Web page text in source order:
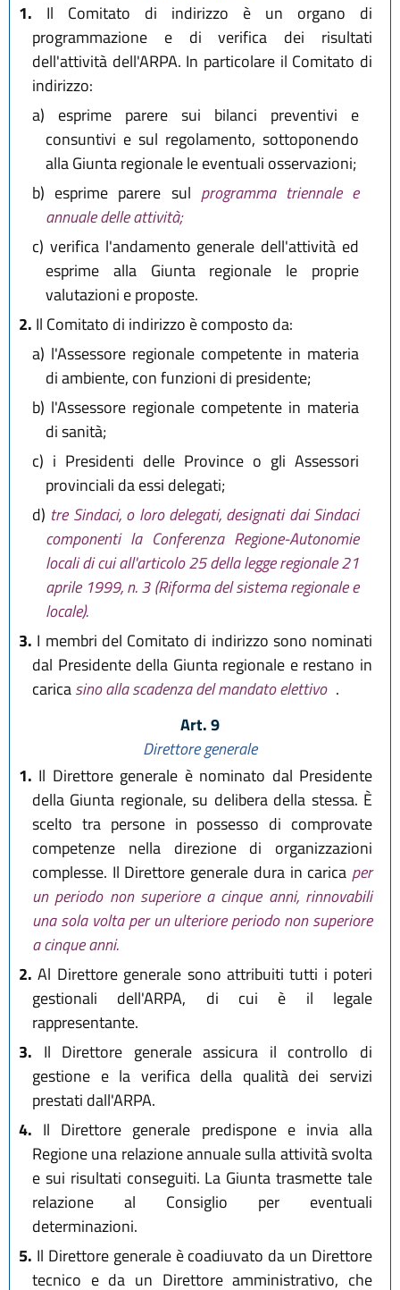
1. Il Comitato di indirizzo è un organo di
programmazione e di verifica dei risultati
dell'attività dell'ARPA. In particolare il Comitato di
indirizzo:
a) esprime parere sui bilanci preventivi e
consuntivi e sul regolamento, sottoponendo
alla Giunta regionale le eventuali osservazioni;
b) esprime parere sul programma triennale e
annuale delle attività;
c) verifica l'andamento generale dell'attività ed
esprime alla Giunta regionale le proprie
valutazioni e proposte.
2. Il Comitato di indirizzo è composto da:
a) l'Assessore regionale competente in materia
di ambiente, con funzioni di presidente;
b) l'Assessore regionale competente in materia
di sanità;
c) i Presidenti delle Province o gli Assessori
provinciali da essi delegati;
d) tre Sindaci, o loro delegati, designati dai Sindaci
componenti la Conferenza Regione-Autonomie
locali di cui all'articolo 25 della legge regionale 21
aprile 1999, n. 3 (Riforma del sistema regionale e
locale).
3. I membri del Comitato di indirizzo sono nominati
dal Presidente della Giunta regionale e restano in
caricasino alla scadenza del mandato elettivo .
Art. 9
Direttore generale
1. Il Direttore generale è nominato dal Presidente
della Giunta regionale, su delibera della stessa. È
scelto tra persone in possesso di comprovate
competenze nella direzione di organizzazioni
complesse. Il Direttore generale dura in carica per
un periodo non superiore a cinque anni, rinnovabili
una sola volta per un ulteriore periodo non superiore
a cinque anni.
2. Al Direttore generale sono attribuiti tutti i poteri
gestionali dell'ARPA, di cui è il legale
rappresentante.
3. Il Direttore generale assicura il controllo di
gestione e la verifica della qualità dei servizi
prestati dall'ARPA.
4. Il Direttore generale predispone e invia alla
Regione una relazione annuale sulla attività svolta
e sui risultati conseguiti. La Giunta trasmette tale
relazione al Consiglio per eventuali
determinazioni.
5. Il Direttore generale è coadiuvato da un Direttore
tecnico e da un Direttore amministrativo, che